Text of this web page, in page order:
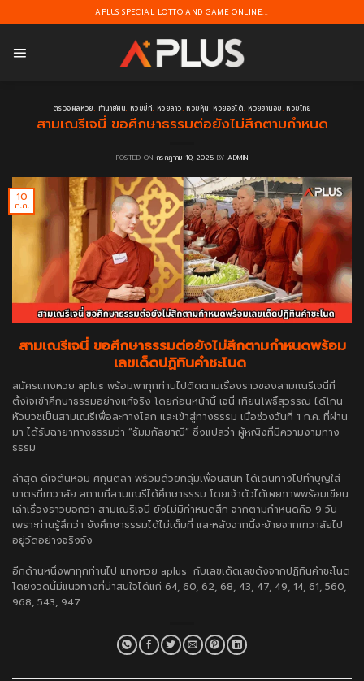
to
APLUS SPECIAL LOTTO AND GAME ONLINE...
ตรวจผลหวย, ทำนายฝัน, หวยยี่กี, หวยลาว, หวยหุ้น, หวยออโต้, หวยฮานอย, หวยไทย
สามเณรีเจนี่ ขอศึกษาธรรมต่อยังไม่สึกตามกำหนด
POSTED ON กรกฎาคม 10, 2025 BYADMIN
10
ก.ค.
สามเณรีเจนี่ ขอศึกษาธรรมต่อยังไม่สึกตามกำหนดพร้อม
เลขเด็ดปฏิทินคำชะโนด
สมัครแทงหวย aplus พร้อมพาทุกท่านไปติดตามเรื่องราวของสามเณรีเจนี่ที่
ตั้งใจเข้าศึกษาธรรมอย่างแท้จริง โดยก่อนหน้านี้ เจนี่ เทียนโพธิ์สุวรรณ ได้โกน
หัวบวชเป็นสามเณรีเพื่อละทางโลก และเข้าสู่ทางธรรม เมื่อช่วงวันที่ 1 ก.ค. ที่ผ่าน
มา ได้รับฉายาทางธรรมว่า “ธัมมกัลยาณี” ซึ่งแปลว่า ผู้หญิงที่มีความงามทาง
ธรรม
ล่าสุด ดีเจต้นหอม ศกุนตลา พร้อมด้วยกลุ่มเพื่อนสนิท ได้เดินทางไปทำบุญใส่
บาตรที่เทวาลัย สถานที่สามเณรีได้ศึกษาธรรม โดยเจ้าตัวได้เผยภาพพร้อมเขียน
เล่าเรื่องราวบอกว่า สามเณรีเจนี่ ยังไม่มีกำหนดสึก จากตามกำหนดคือ 9 วัน
เพราะท่านรู้สึกว่า ยังศึกษาธรรมได้ไม่เต็มที่ และหลังจากนี้จะย้ายจากเทวาลัยไป
อยู่วัดอย่างจริงจัง
อีกด้านหนึ่งพาทุกท่านไป แทงหวย aplus กับเลขเด็ดเลขดังจากปฏิทินคำชะโนด
โดยงวดนี้มีแนวทางที่น่าสนใจได้แก่ 64, 60, 62, 68, 43, 47, 49, 14, 61, 560,
968, 543, 947